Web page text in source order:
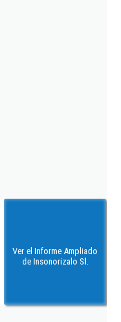
Ver el Informe Ampliado
de Insonorizalo Sl.